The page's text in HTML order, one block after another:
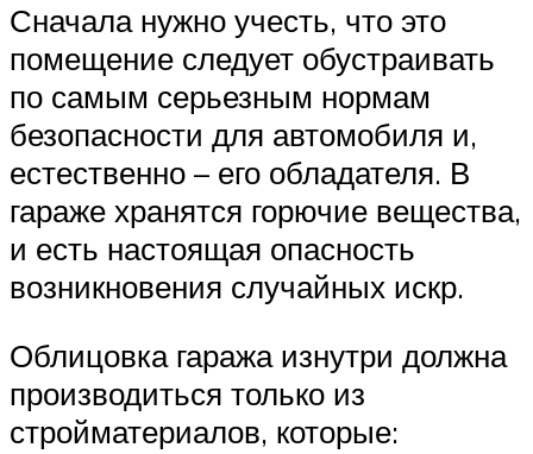
Сначала нужно учесть, что это
помещение следует обустраивать
по самым серьезным нормам
безопасности для автомобиля и,
естественно – его обладателя. В
гараже хранятся горючие вещества,
и есть настоящая опасность
возникновения случайных искр.
Облицовка гаража изнутри должна
производиться только из
стройматериалов, которые: